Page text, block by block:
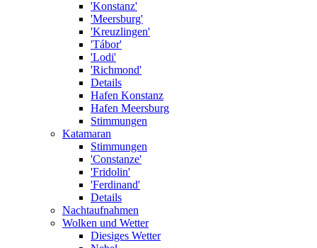
'Konstanz'
'Meersburg'
'Kreuzlingen'
'Tábor'
'Lodi'
'Richmond'
Details
Hafen Konstanz
Hafen Meersburg
Stimmungen
Katamaran
Stimmungen
'Constanze'
'Fridolin'
'Ferdinand'
Details
Nachtaufnahmen
Wolken und Wetter
Diesiges Wetter